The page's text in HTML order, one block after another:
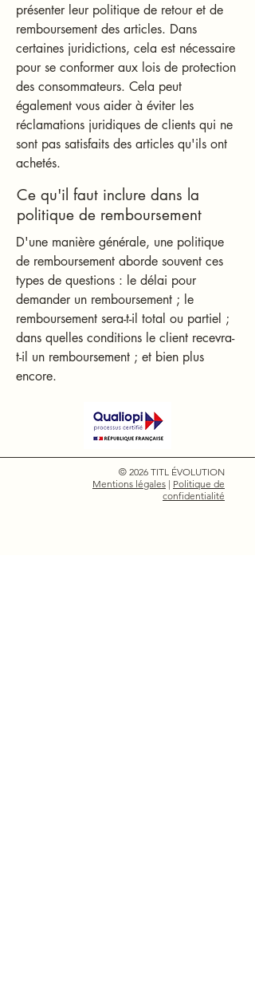
présenter leur politique de retour et de
remboursement des articles. Dans
certaines juridictions, cela est nécessaire
pour se conformer aux lois de protection
des consommateurs. Cela peut
également vous aider à éviter les
réclamations juridiques de clients qui ne
sont pas satisfaits des articles qu'ils ont
achetés.
Ce qu'il faut inclure dans la
politique de remboursement
D'une manière générale, une politique
de remboursement aborde souvent ces
types de questions : le délai pour
demander un remboursement ; le
remboursement sera-t-il total ou partiel ;
dans quelles conditions le client recevra-
t-il un remboursement ; et bien plus
encore.
© 2026 TITL ÉVOLUTION
Mentions légales | Politique de
confidentialité